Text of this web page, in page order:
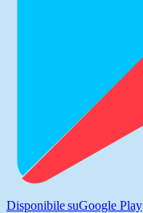
Disponibile suGoogle Play